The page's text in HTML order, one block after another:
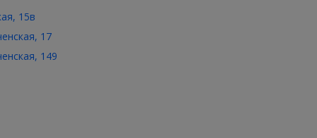
15в
17
149